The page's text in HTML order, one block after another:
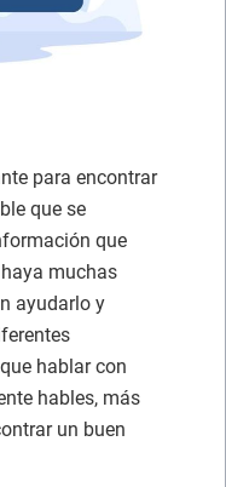
para encontrar
que se
que
muchas
ayudarlo y
hablar con
hables, más
un buen